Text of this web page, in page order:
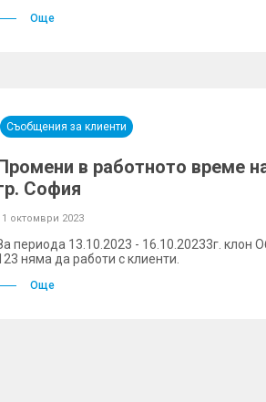
Още
Съобщения за клиенти
в работното време
София
октомври 2023
периода 13.10.2023 - 16.10.20233г. клон
няма да работи с клиенти.
Още